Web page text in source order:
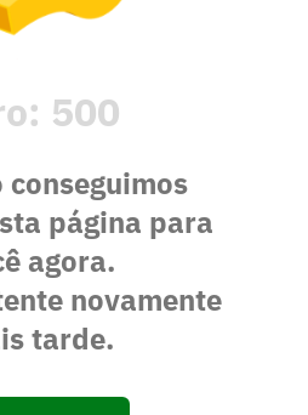
500
conseguimos
página para
agora.
novamente
tarde.